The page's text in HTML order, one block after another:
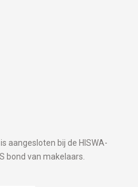
aangesloten bij de HISWA-
bond van makelaars.